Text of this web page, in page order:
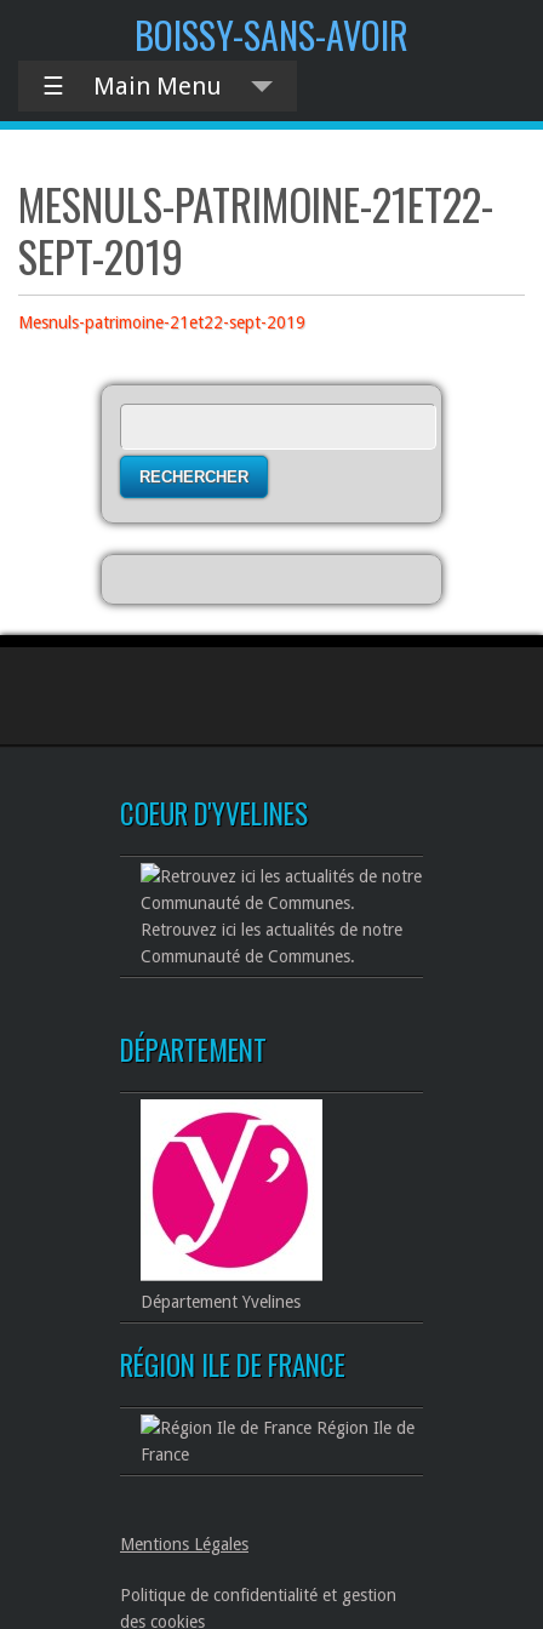
BOISSY-SANS-AVOIR
☰ Main Menu
MESNULS-PATRIMOINE-21ET22-
SEPT-2019
Mesnuls-patrimoine-21et22-sept-2019
COEUR D'YVELINES
Retrouvez ici les actualités de notre
Communauté de Communes.
DÉPARTEMENT
Département Yvelines
RÉGION ILE DE FRANCE
Région Ile de
France
Mentions Légales
Politique de confidentialité et gestion
des cookies